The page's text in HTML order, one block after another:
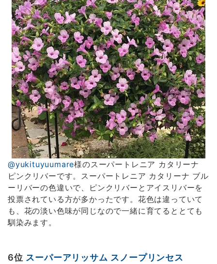
@yukituyuumare様のスーパートレニア カタリーナ
ピンクリバーです。スーパートレニア カタリーナ ブル
ーリバーの色違いで、ピンクリバーとアイスリバーを
投票されている方が多かったです。花色は違っていて
も、花の淡い色味が同じなので一緒に育てるととても
馴染みます。
6位 スーパーアリッサム スノープリンセス